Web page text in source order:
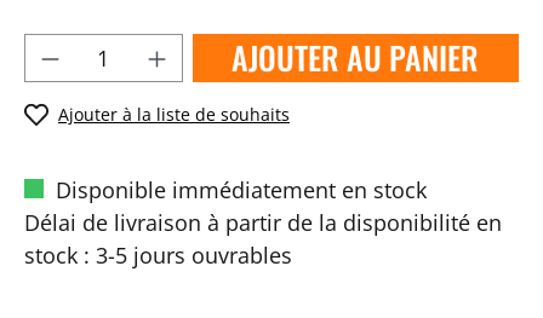
AJOUTER AU PANIER
Ajouter à la liste de souhaits
Disponible immédiatement en stock
Délai de livraison à partir de la disponibilité en
stock : 3-5 jours ouvrables